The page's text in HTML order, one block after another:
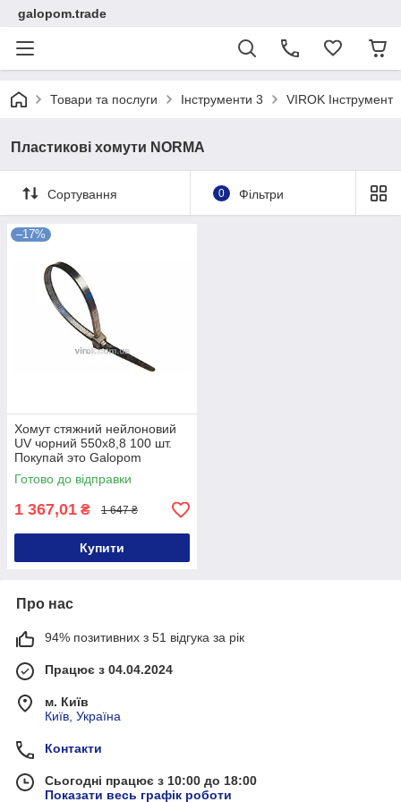
galopom.trade
Товари та послуги Інструменти 3 VIROK Інструмент
Пластикові хомути NORMA
Сортування 0 Фільтри
–17%
Хомут стяжний нейлоновий
UV чорний 550х8,8 100 шт.
Покупай это Galopom
Готово до відправки
1 367,01 ₴ 1 647 ₴
Купити
Про нас
94% позитивних з 51 відгука за рік
Працює з 04.04.2024
м. Київ
Київ, Україна
Контакти
Сьогодні працює з 10:00 до 18:00
Показати весь графік роботи